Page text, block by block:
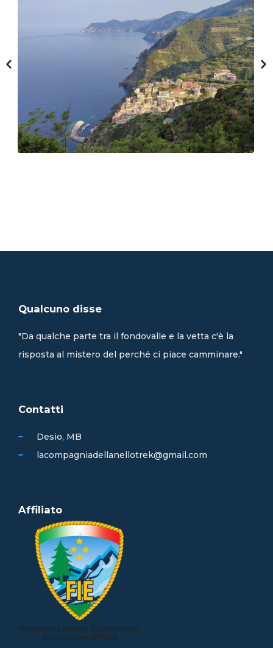
Qualcuno disse
"Da qualche parte tra il fondovalle e la vetta c'è la
risposta al mistero del perché ci piace camminare."
Contatti
Desio, MB
lacompagniadellanellotrek@gmail.com
Affiliato